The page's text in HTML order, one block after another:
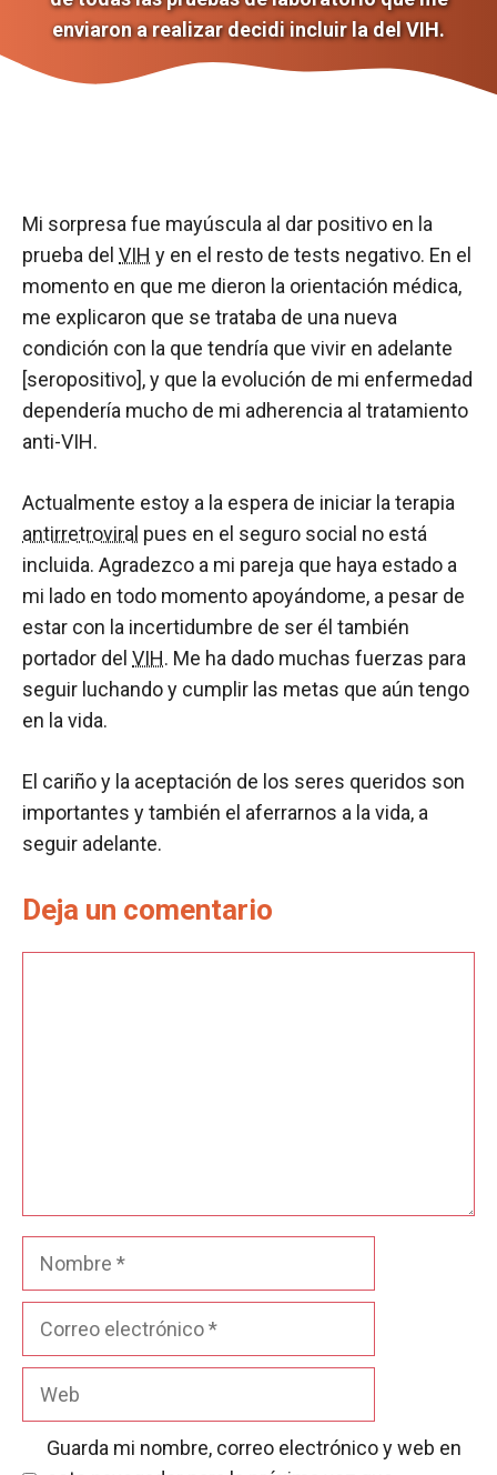
enviaron a realizar decidi incluir la del VIH.
Mi sorpresa fue mayúscula al dar positivo en la
prueba del VIH y en el resto de tests negativo. En el
momento en que me dieron la orientación médica,
me explicaron que se trataba de una nueva
condición con la que tendría que vivir en adelante
[seropositivo], y que la evolución de mi enfermedad
dependería mucho de mi adherencia al tratamiento
anti-VIH.
Actualmente estoy a la espera de iniciar la terapia
antirretroviral pues en el seguro social no está
incluida. Agradezco a mi pareja que haya estado a
mi lado en todo momento apoyándome, a pesar de
estar con la incertidumbre de ser él también
portador del VIH. Me ha dado muchas fuerzas para
seguir luchando y cumplir las metas que aún tengo
en la vida.
El cariño y la aceptación de los seres queridos son
importantes y también el aferrarnos a la vida, a
seguir adelante.
Deja un comentario
Nombre
Guarda mi nombre, correo electrónico y web en